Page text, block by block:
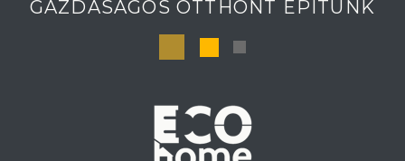
GAZDASÁGOS OTTHONT ÉPÍTÜNK